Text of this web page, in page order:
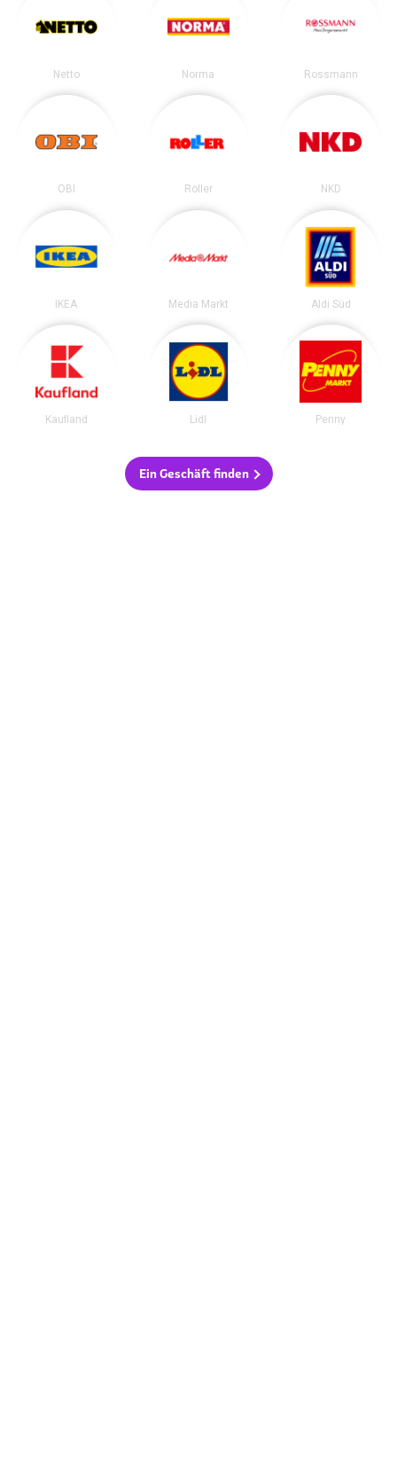
Netto Norma Rossmann
OBI Roller NKD
IKEA Media Markt Aldi Süd
Kaufland Lidl Penny
Ein Geschäft finden